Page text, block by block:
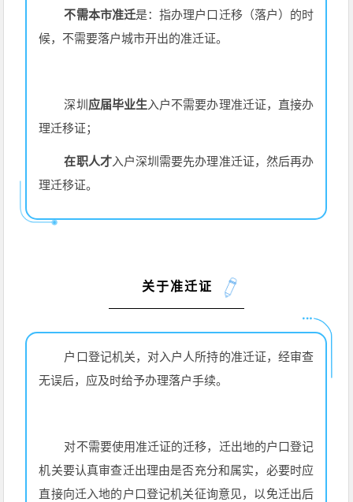
不需本市准迁是：指办理户口迁移（落户）的时
候，不需要落户城市开出的准迁证。
深圳 应届毕业生 入户不需要办理准迁证，直接办
理迁移证；
在职人才入户深圳需要先办理准迁证，然后再办
理迁移证。
关于准迁证
户口登记机关，对入户人所持的准迁证，经审查
无误后，应及时给予办理落户手续。
对不需要使用准迁证的迁移，迁出地的户口登记
机关要认真审查迁出理由是否充分和属实，必要时应
直接向迁入地的户口登记机关征询意见，以免迁出后